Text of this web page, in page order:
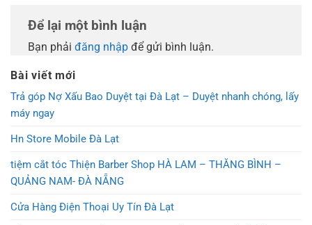
Bài viết mới
Trả góp Nợ Xấu Bao Duyệt tại Đà Lạt – Duyệt nhanh chóng, lấy
máy ngay
Hn Store Mobile Đà Lạt
tiệm cắt tóc Thiện Barber Shop HÀ LAM – THĂNG BÌNH –
QUẢNG NAM- ĐÀ NẴNG
Cửa Hàng Điện Thoại Uy Tín Đà Lạt
Để lại một bình luận
Bạn phải đăng nhập để gửi bình luận.